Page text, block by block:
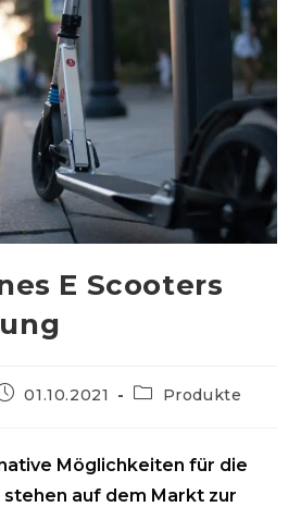
E Scooters
01.10.2021
Beitrags-
Produkte
Möglichkeiten für die
auf dem Markt zur